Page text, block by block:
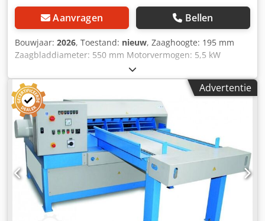
Aanvragen Bellen
Bouwjaar: 2026, Toestand: nieuw, Zaaghoogte: 195 mm
Zaagbladdiameter: 550 mm Motorvermogen: 5,5 kW
Radiaalzaag MAGGI BEST 1250 S - Maximale zaaghoogte
90°: 195 mm - Maximale zaaghoogte 45°: 115 mm -
Maximale zaagbreedte: 20 x 1140 mm - Maximale
zaagbreedte: 200 x 970 mm - Zaagbladdiameter: 550 mm -
Motorvermogen: 5,5 kW / 400 V Cedpfeyk Iaxex Agmjha -
Toerental: 2800 tpm - Werktafel: 1290 x 2400 mm -
Motorrem - Afzuigkap - CE-markering - Afmetingen (L =
2400 x B = 1100 x H = 1250 mm) - Gewicht: 285 kg - HM-
zaagblad 550 x 4,8 x 30 mm Z 64: 242,00 EUR
Advertentie